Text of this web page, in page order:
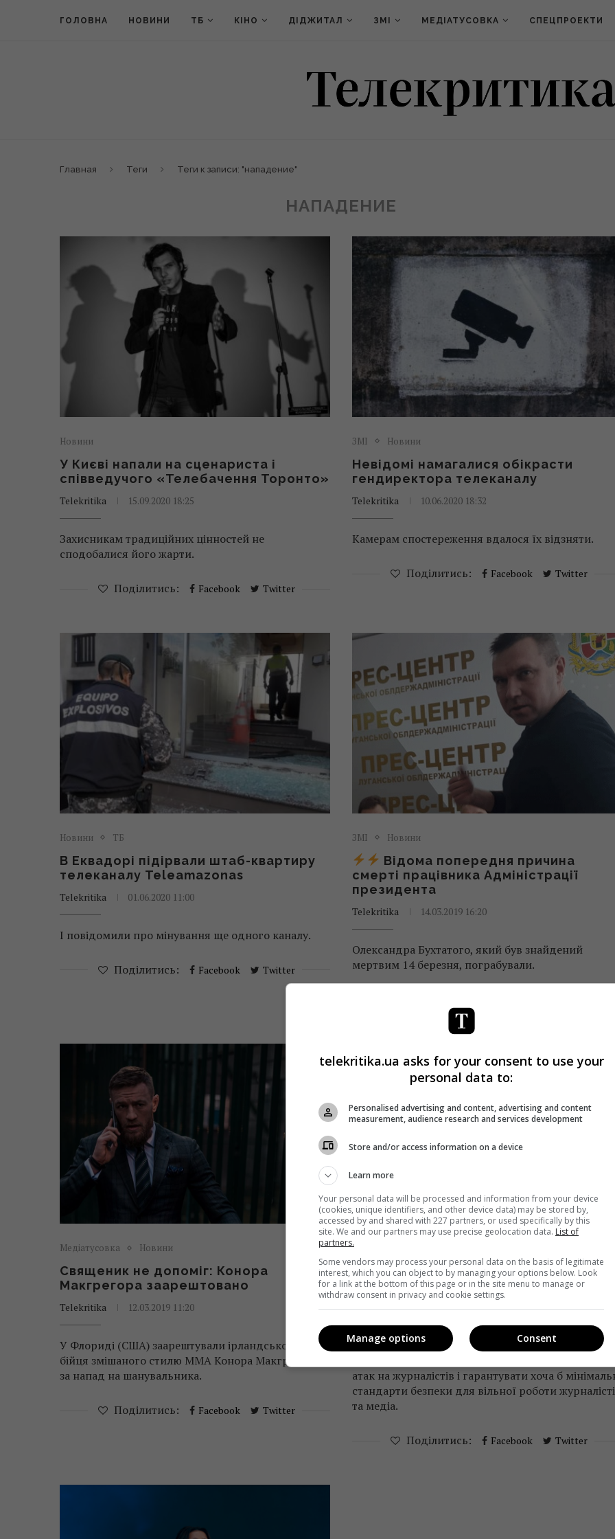
ГОЛОВНА НОВИНИ ТБ КІНО ДІДЖИТАЛ ЗМІ МЕДІАТУСОВКА СПЕЦПРОЕКТИ
Главная Теги Теги к записи: "нападение"
НАПАДЕНИЕ
Новини
У Києві напали на сценариста і
співведучого «Телебачення Торонто»
Telekritika 15.09.2020 18:25
Захисникам традиційних цінностей не
сподобалися його жарти.
Поділитись: Facebook Twitter
ЗМІ Новини
Невідомі намагалися обікрасти
гендиректора телеканалу
Telekritika 10.06.2020 18:32
Камерам спостереження вдалося їх відзняти.
Поділитись: Facebook Twitter
Новини ТБ
В Еквадорі підірвали штаб-квартиру
телеканалу Teleamazonas
Telekritika 01.06.2020 11:00
І повідомили про мінування ще одного каналу.
Поділитись: Facebook Twitter
ЗМІ Новини
Відома попередня причина
смерті працівника Адміністрації
президента
Telekritika 14.03.2019 16:20
Олександра Бухтатого, який був знайдений
мертвим 14 березня, пограбували.
Медіатусовка Новини
Священик не допоміг: Конора
Макгрегора заарештовано
Telekritika 12.03.2019 11:20
У Флориді (США) заарештували ірландського
бійця змішаного стилю MMA Конора Макгрегора
за напад на шанувальника.
Поділитись: Facebook Twitter
ЗМІ
? МФЖ і НСЖУ вимагають від уряду
стандартів безпеки праці журналістів
Telekritika 29.01.2019 10:51
Міжнародна федерація журналістів вимагає від
атак на журналістів і гарантувати хоча б
стандарти безпеки для вільної роботи
та медіа.
Поділитись: Facebook Twitter
telekritika.ua asks for your consent to use your
personal data to:
Personalised advertising and content, advertising and content
measurement, audience research and services development
Store and/or access information on a device
Learn more
Your personal data will be processed and information from your device
(cookies, unique identifiers, and other device data) may be stored by,
accessed by and shared with 227 partners, or used specifically by this
site. We and our partners may use precise geolocation data. List of
partners.
Some vendors may process your personal data on the basis of legitimate
interest, which you can object to by managing your options below. Look
for a link at the bottom of this page or in the site menu to manage or
withdraw consent in privacy and cookie settings.
Consent
Manage options